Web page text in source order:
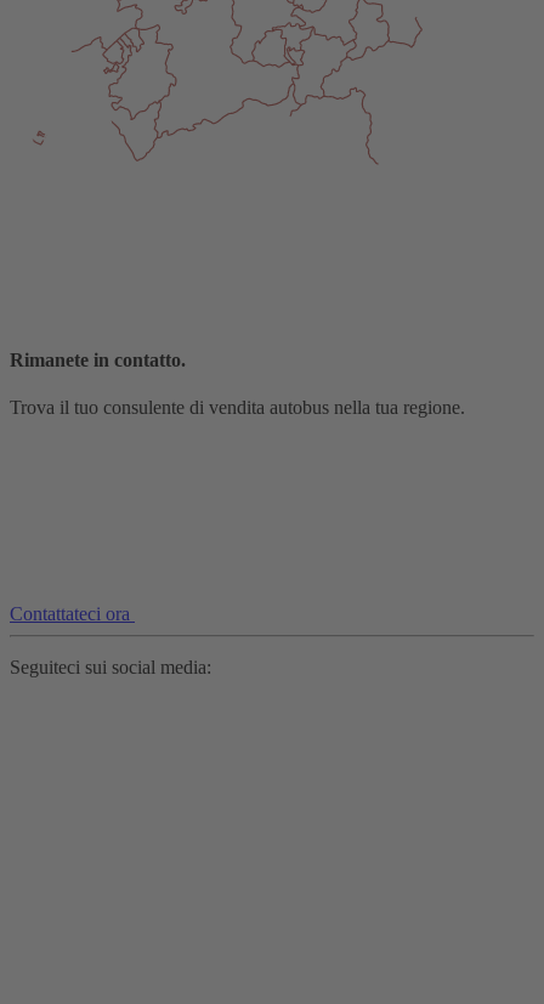
Rimanete in contatto.
Trova il tuo consulente di vendita autobus nella tua regione.
Contattateci ora
Seguiteci sui social media: